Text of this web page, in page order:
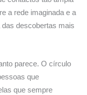
a rede imaginada e a
descobertas mais
parece. O círculo
que
que sempre